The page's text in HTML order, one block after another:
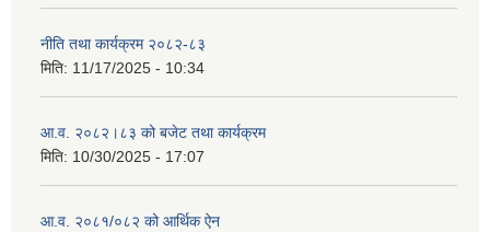
नीति तथा कार्यक्रम २०८२-८३
मिति: 11/17/2025 - 10:34
आ.व. २०८२।८३ को बजेट तथा कार्यक्रम
मिति: 10/30/2025 - 17:07
आ.व. २०८१/०८२ को आर्थिक ऐन